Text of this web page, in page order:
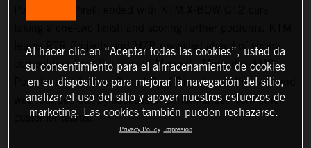
teams RTR Projects and MZR prevailed ahead of strong
competition from the likes of Maserati, Mercedes-AMG,
Porsche and Audi at Circuit Paul Ricard, and the weekend
was rounded out by successful performances from other
customer teams.
Al hacer clic en “Aceptar todas las cookies”, usted da
su consentimiento para el almacenamiento de cookies
en su dispositivo para mejorar la navegación del sitio,
analizar el uso del sitio y apoyar nuestros esfuerzos de
marketing. Las cookies también pueden rechazarse.
Privacy Policy Impresión